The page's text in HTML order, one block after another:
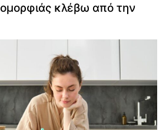
κλέβω από την